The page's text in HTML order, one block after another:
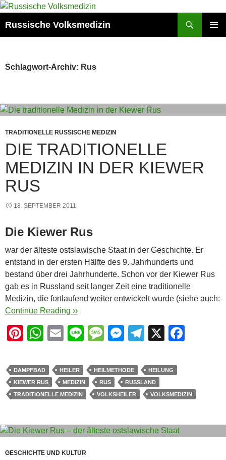
Zum
springen
Russische Volksmedizin
Schlagwort-Archiv: Rus
TRADITIONELLE RUSSISCHE MEDIZIN
DIE TRADITIONELLE
MEDIZIN IN DER KIEWER
RUS
18. SEPTEMBER 2011
Die Kiewer Rus
war der älteste ostslawische Staat in der Geschichte. Er
entstand in der ersten Hälfte des 9. Jahrhunderts und
bestand über drei Jahrhunderte. Schon vor der Kiewer Rus
gab es in Russland seit langer Zeit eine traditionelle
Medizin, die fortlaufend weiter entwickelt wurde (siehe auch:
Continue Reading ››
Pi
er
e
st
W
at
s
A
p
E
ail
Li
e
M
ss
a
g
M
ss
e
n
er
T
e
gr
a
X
b
o
DAMPFBAD HEILER HEILMETHODE
HEILUNG
KIEWER RUS
MEDIZIN RUS
RUSSLAND
TRADITIONELLE MEDIZIN
VOLKSHEILER VOLKSMEDIZIN
GESCHICHTE UND KULTUR